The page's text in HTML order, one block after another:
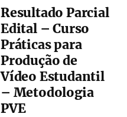
Resultado Parcial
Edital – Curso
Práticas para
Produção de
Vídeo Estudantil
– Metodologia
PVE